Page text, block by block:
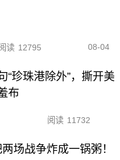
读 12795 08-04
“珍珠港除外”，撕开美
布
阅读 11732
场战争炸成一锅粥！